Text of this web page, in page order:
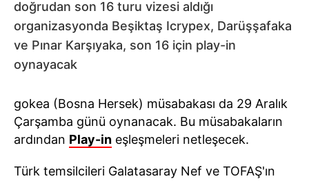
doğrudan son 16 turu vizesi aldığı
organizasyonda Beşiktaş Icrypex, Darüşşafaka
ve Pınar Karşıyaka, son 16 için play-in
oynayacak
gokea (Bosna Hersek) müsabakası da 29 Aralık
Çarşamba günü oynanacak. Bu müsabakaların
ardından Play-in eşleşmeleri netleşecek.
Türk temsilcileri Galatasaray Nef ve TOFAŞ'ın